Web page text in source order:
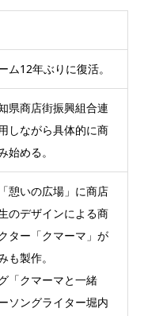
ム12年ぶりに復活。
県商店街振興組合連
しながら具体的に商
始める。
憩いの広場」に商店
のデザインによる商
ター「クマーマ」が
も製作。
「クマーマと一緒
ソングライター堀内